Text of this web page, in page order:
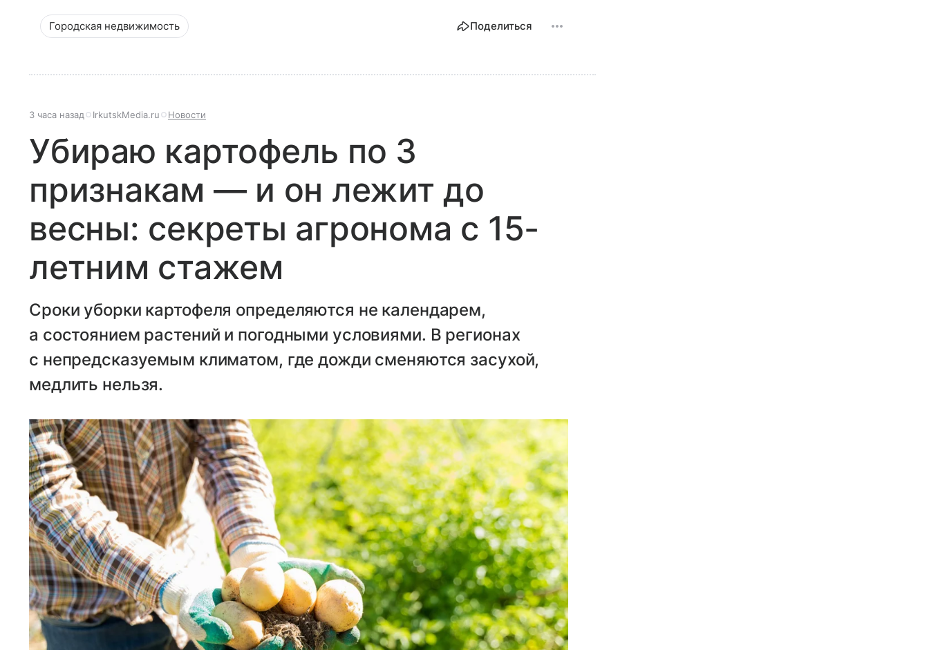
Городская недвижимость Поделиться
3 часа назад IrkutskMedia.ru Новости
Убираю картофель по 3
признакам — и он лежит до
весны: секреты агронома с 15-
летним стажем
Сроки уборки картофеля определяются не календарем,
а состоянием растений и погодными условиями. В регионах
с непредсказуемым климатом, где дожди сменяются засухой,
медлить нельзя.